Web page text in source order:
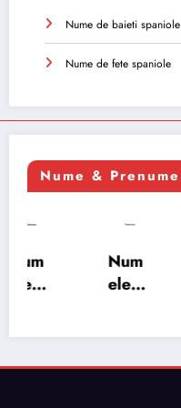
Nume de baieti spaniole
Nume de fete spaniole
Nume & Prenume
Num
ele
semn
Num
ele
semn